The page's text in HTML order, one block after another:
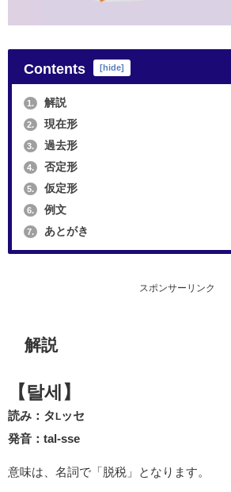
Contents [hide]
1. 解説
2. 現在形
3. 過去形
4. 否定形
5. 仮定形
6. 例文
7. あとがき
スポンサーリンク
解説
【탈세】
読み：タ Lッセ
発音：tal-sse
意味は、名詞で「脱税」となります。